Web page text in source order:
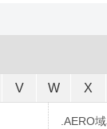
V W X
.AERO